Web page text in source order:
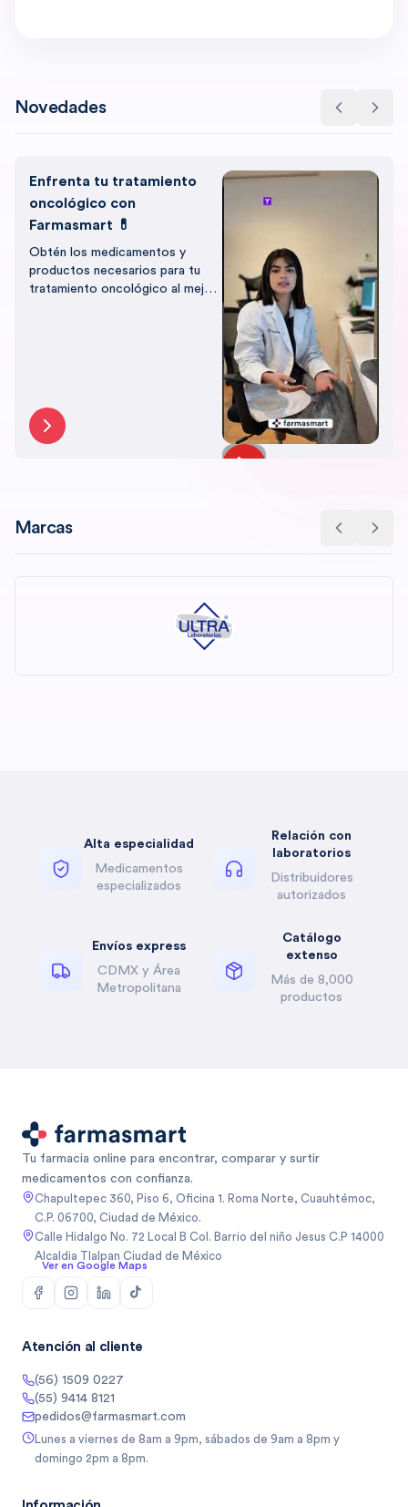
Novedades
Enfrenta tu tratamiento
oncológico con
Farmasmart 💊
Obtén los medicamentos y
productos necesarios para tu
tratamiento oncológico al mejor
Marcas
Alta especialidad
Medicamentos
especializados
Relación con
laboratorios
Distribuidores
autorizados
Envíos express
CDMX y Área
Metropolitana
Catálogo
extenso
Más de 8,000
productos
Tu farmacia online para encontrar, comparar y surtir
medicamentos con confianza.
Chapultepec 360, Piso 6, Oficina 1. Roma Norte, Cuauhtémoc,
C.P. 06700, Ciudad de México.
Calle Hidalgo No. 72 Local B Col. Barrio del niño Jesus C.P 14000
Alcaldia Tlalpan Ciudad de México
Ver en Google Maps
Atención al cliente
(56) 1509 0227
(55) 9414 8121
pedidos@farmasmart.com
Lunes a viernes de 8am a 9pm, sábados de 9am a 8pm y
domingo 2pm a 8pm.